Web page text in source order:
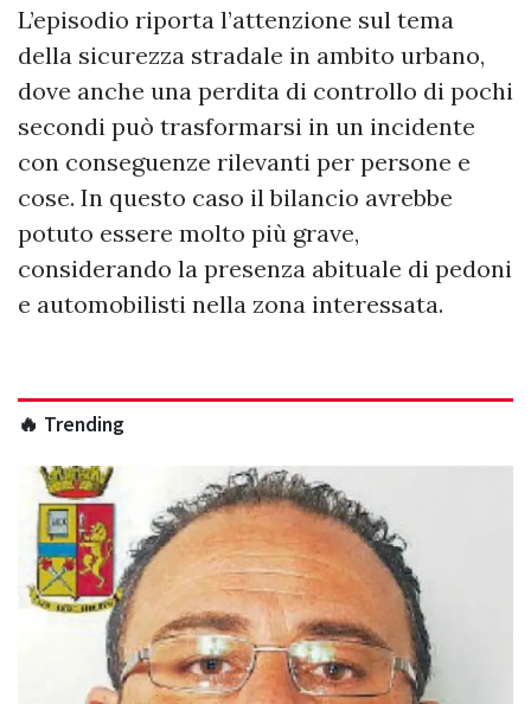
L’episodio riporta l’attenzione sul tema
della sicurezza stradale in ambito urbano,
dove anche una perdita di controllo di pochi
secondi può trasformarsi in un incidente
con conseguenze rilevanti per persone e
cose. In questo caso il bilancio avrebbe
potuto essere molto più grave,
considerando la presenza abituale di pedoni
e automobilisti nella zona interessata.
🔥 Trending